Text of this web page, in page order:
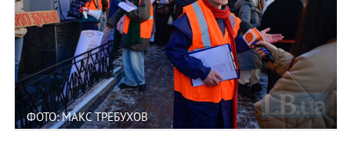
ФОТО: МАКС ТРЕБУХОВ